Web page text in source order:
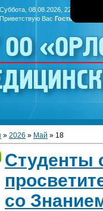
Суббота, 08.08.2026, 22:01
Приветствую Вас Гость
ОО
» 2026 » Май » 18
Студенты
со